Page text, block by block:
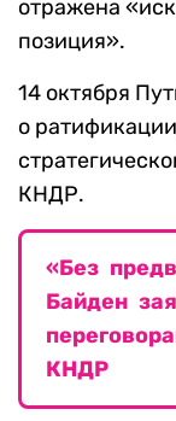
отражена
позиция».
14 октября
о
КНДР.
«Без
Байден
КНДР